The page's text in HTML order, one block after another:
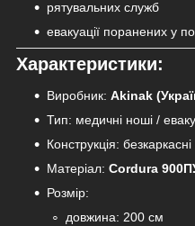
рятувальних служб
евакуації поранених у
Характеристики:
Виробник: Akinak
Тип: медичні ноші /
Конструкція: безкаркасні
Матеріал: Cordura
Розмір:
довжина: 200 см